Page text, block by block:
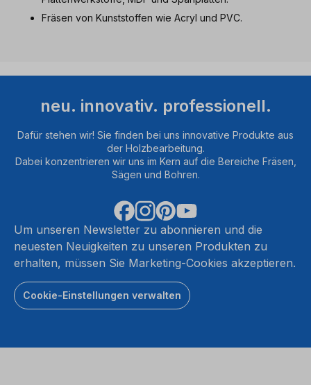
Fräsen von Kunststoffen wie Acryl und PVC.
neu. innovativ. professionell.
Dafür stehen wir! Sie finden bei uns innovative Produkte aus
der Holzbearbeitung.
Dabei konzentrieren wir uns im Kern auf die Bereiche Fräsen,
Sägen und Bohren.
Um unseren Newsletter zu abonnieren und die
neuesten Neuigkeiten zu unseren Produkten zu
erhalten, müssen Sie Marketing-Cookies akzeptieren.
Cookie-Einstellungen verwalten